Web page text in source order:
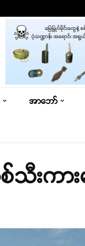
အာဘော်
းကား